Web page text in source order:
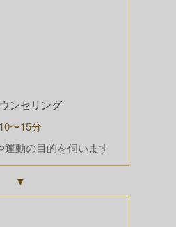
ンセリング
10〜15分
運動の目的を伺います
▼